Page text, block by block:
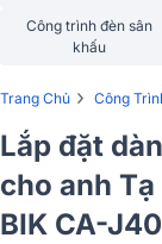
Công trình đèn sân
khấu
Trang Chủ › Công
Lắp đặt
cho anh Tạ
BIK CA-